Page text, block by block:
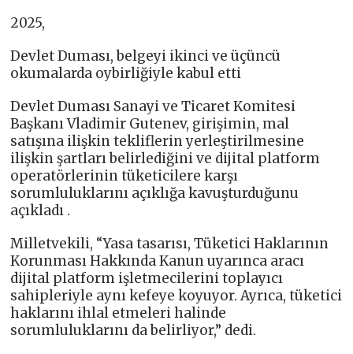
2025,
Devlet Duması, belgeyi ikinci ve üçüncü
okumalarda oybirliğiyle kabul etti
Devlet Duması Sanayi ve Ticaret Komitesi
Başkanı Vladimir Gutenev, girişimin, mal
satışına ilişkin tekliflerin yerleştirilmesine
ilişkin şartları belirlediğini ve dijital platform
operatörlerinin tüketicilere karşı
sorumluluklarını açıklığa kavuşturduğunu
açıkladı .
Milletvekili, “Yasa tasarısı, Tüketici Haklarının
Korunması Hakkında Kanun uyarınca aracı
dijital platform işletmecilerini toplayıcı
sahipleriyle aynı kefeye koyuyor. Ayrıca, tüketici
haklarını ihlal etmeleri halinde
sorumluluklarını da belirliyor,” dedi.